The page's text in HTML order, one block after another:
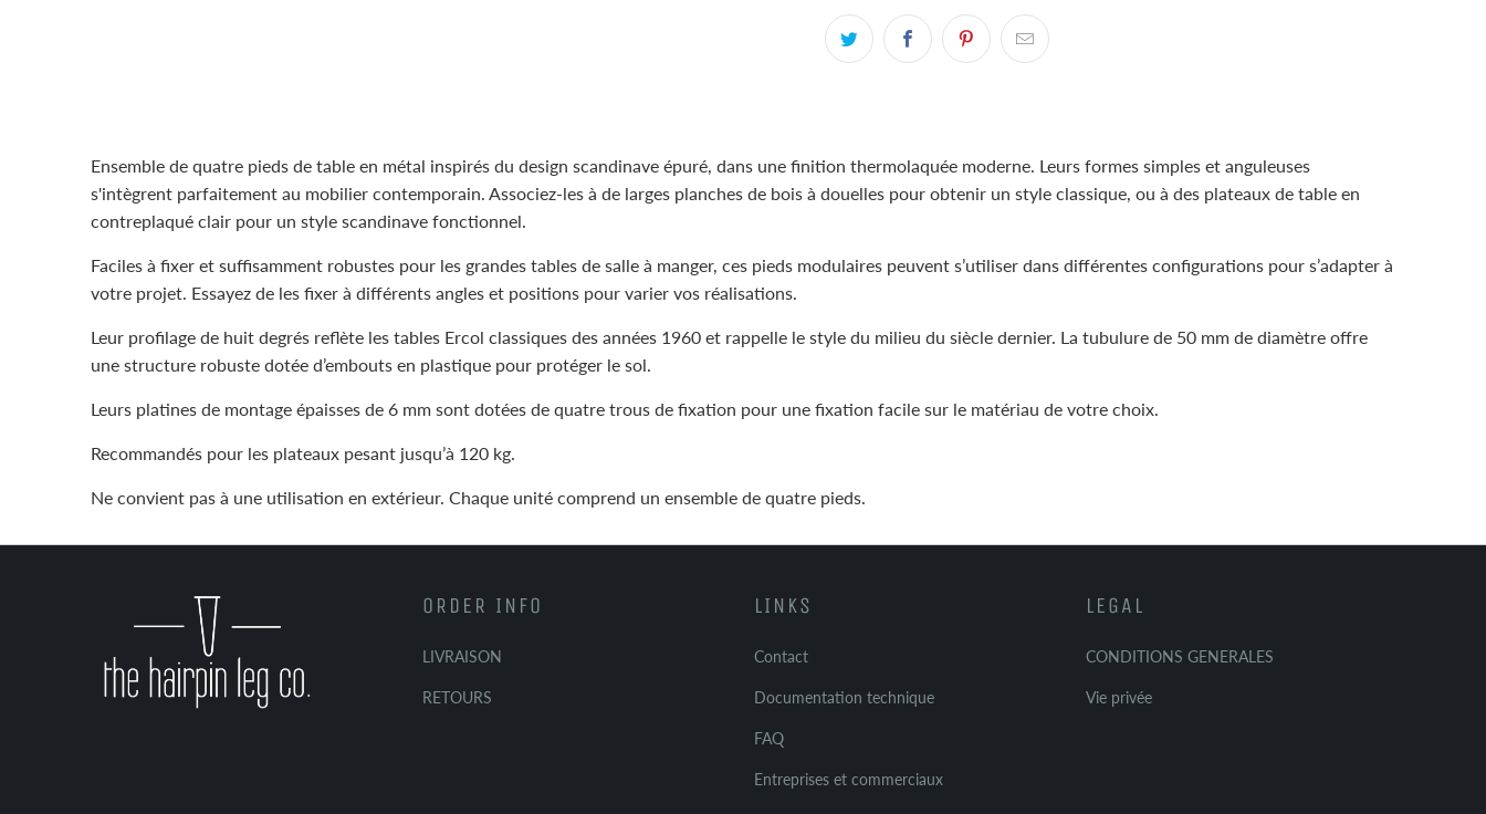
Ensemble de quatre pieds de table en métal inspirés du design scandinave épuré, dans une finition thermolaquée moderne. Leurs formes simples et anguleuses
s'intègrent parfaitement au mobilier contemporain. Associez-les à de larges planches de bois à douelles pour obtenir un style classique, ou à des plateaux de table en
contreplaqué clair pour un style scandinave fonctionnel.
Faciles à fixer et suffisamment robustes pour les grandes tables de salle à manger, ces pieds modulaires peuvent s’utiliser dans différentes configurations pour s’adapter à
votre projet. Essayez de les fixer à différents angles et positions pour varier vos réalisations.
Leur profilage de huit degrés reflète les tables Ercol classiques des années 1960 et rappelle le style du milieu du siècle dernier. La tubulure de 50 mm de diamètre offre
une structure robuste dotée d’embouts en plastique pour protéger le sol.
Leurs platines de montage épaisses de 6 mm sont dotées de quatre trous de fixation pour une fixation facile sur le matériau de votre choix.
Recommandés pour les plateaux pesant jusqu’à 120 kg.
Ne convient pas à une utilisation en extérieur. Chaque unité comprend un ensemble de quatre pieds.
ORDER INFO
LIVRAISON
RETOURS
LINKS
Contact
Documentation technique
FAQ
Entreprises et commerciaux
LEGAL
CONDITIONS GENERALES
Vie privée